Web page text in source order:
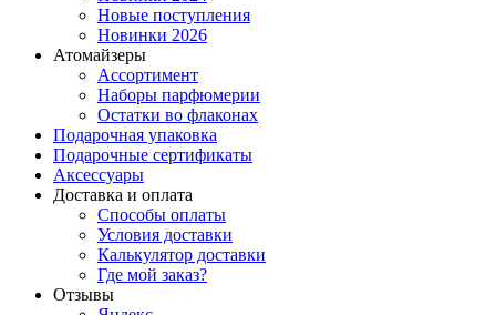
Новые поступления
Новинки 2026
Атомайзеры
Ассортимент
Наборы парфюмерии
Остатки во флаконах
Подарочная упаковка
Подарочные сертификаты
Аксессуары
Доставка и оплата
Способы оплаты
Условия доставки
Калькулятор доставки
Где мой заказ?
Отзывы